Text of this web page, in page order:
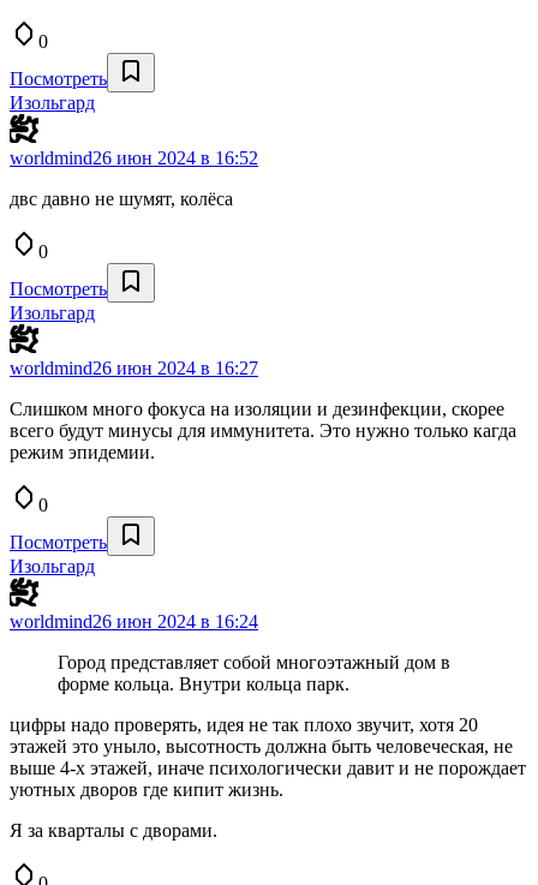
0
Посмотреть
Изольгард
worldmind26 июн 2024 в 16:52
двс давно не шумят, колёса
0
Посмотреть
Изольгард
worldmind26 июн 2024 в 16:27
Слишком много фокуса на изоляции и дезинфекции, скорее
всего будут минусы для иммунитета. Это нужно только кагда
режим эпидемии.
0
Посмотреть
Изольгард
worldmind26 июн 2024 в 16:24
Город представляет собой многоэтажный дом в
форме кольца. Внутри кольца парк.
цифры надо проверять, идея не так плохо звучит, хотя 20
этажей это уныло, высотность должна быть человеческая, не
выше 4-х этажей, иначе психологически давит и не порождает
уютных дворов где кипит жизнь.
Я за кварталы с дворами.